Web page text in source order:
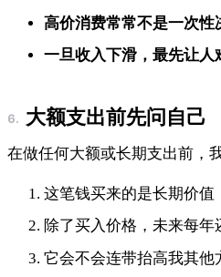
高价消费常常不是一次性
一旦收入下滑，最先让人
大额支出前先问自己
在做任何大额或长期支出前，
这笔钱买来的是长期价值
除了买入价格，未来每年
它会不会连带抬高我其他